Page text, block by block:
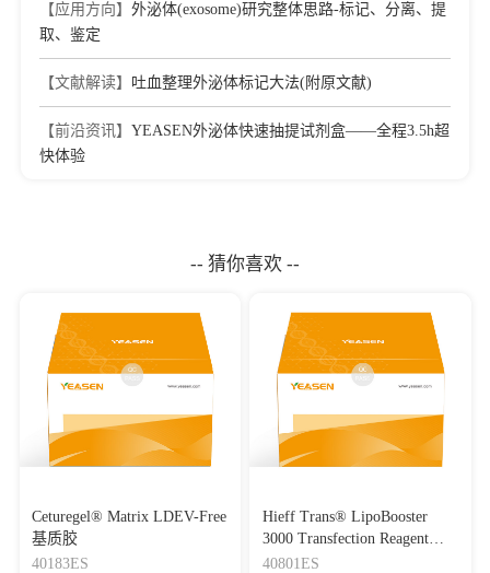
【应用方向】 外泌体(exosome)研究整体思路-标记、分离、提
取、鉴定
【文献解读】 吐血整理外泌体标记大法(附原文献)
【前沿资讯】 YEASEN外泌体快速抽提试剂盒​——全程3.5h超
快体验
-- 猜你喜欢 --
Ceturegel® Matrix LDEV-Free
基质胶
40183ES
Hieff Trans® LipoBooster
3000 Transfection Reagent
Lipo3000转染试剂
40801ES